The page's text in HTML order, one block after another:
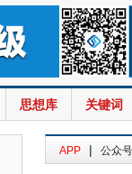
思想库 关键词
APP | 公众号